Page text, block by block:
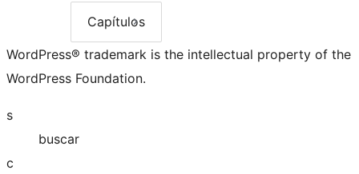
CapítulosLista
de
capítulos
WordPress® trademark is the intellectual property of the
WordPress Foundation.
s
buscar
c